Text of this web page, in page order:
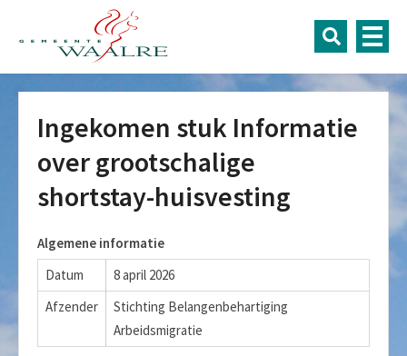
Ingekomen stuk Informatie
over grootschalige
shortstay-huisvesting
Algemene informatie
Datum
8 april 2026
Afzender
Stichting Belangenbehartiging
Arbeidsmigratie